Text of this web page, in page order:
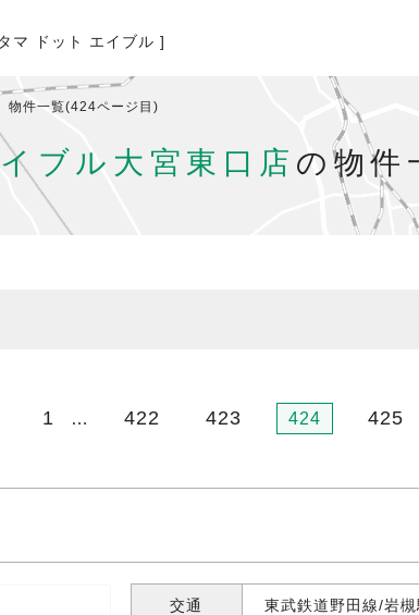
マ ドット エイブル ]
物件一覧(424ページ目)
ブル大宮東口店 の物件
1 … 422 423 424 425
交通 東武鉄道野田線/岩